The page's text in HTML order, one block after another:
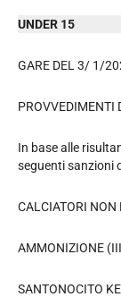
UNDER 15
GARE DEL 3/ 1/
PROVVEDIMENTI
In base alle
seguenti sanzioni
CALCIATORI NON
AMMONIZIONE